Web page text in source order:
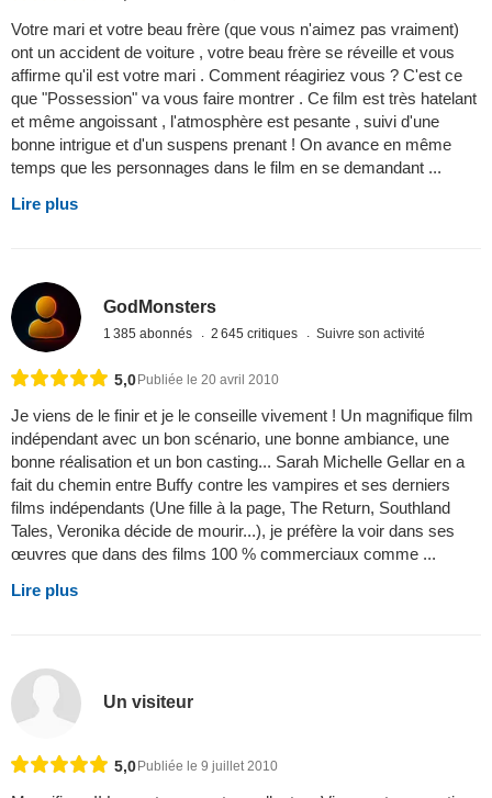
Votre mari et votre beau frère (que vous n'aimez pas vraiment)
ont un accident de voiture , votre beau frère se réveille et vous
affirme qu'il est votre mari . Comment réagiriez vous ? C'est ce
que "Possession" va vous faire montrer . Ce film est très hatelant
et même angoissant , l'atmosphère est pesante , suivi d'une
bonne intrigue et d'un suspens prenant ! On avance en même
temps que les personnages dans le film en se demandant ...
Lire plus
GodMonsters
1 385 abonnés 2 645 critiques Suivre son activité
5,0 Publiée le 20 avril 2010
Je viens de le finir et je le conseille vivement ! Un magnifique film
indépendant avec un bon scénario, une bonne ambiance, une
bonne réalisation et un bon casting... Sarah Michelle Gellar en a
fait du chemin entre Buffy contre les vampires et ses derniers
films indépendants (Une fille à la page, The Return, Southland
Tales, Veronika décide de mourir...), je préfère la voir dans ses
œuvres que dans des films 100 % commerciaux comme ...
Lire plus
Un visiteur
5,0 Publiée le 9 juillet 2010